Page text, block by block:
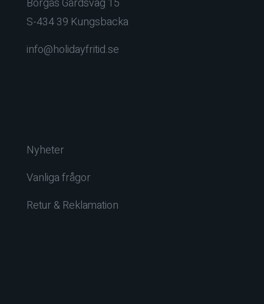
Borgås Gårdsväg 15
S-434 39 Kungsbacka
info@holidayfritid.se
Nyheter
Vanliga frågor
Retur & Reklamation